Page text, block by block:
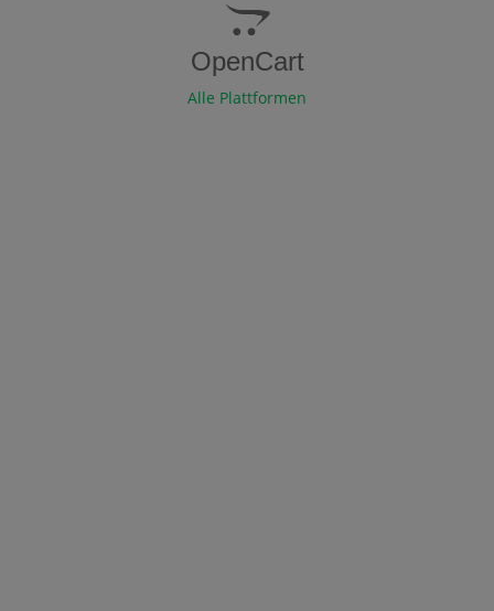
OpenCart
Alle Plattformen